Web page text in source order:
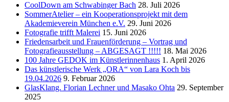
CoolDown am Schwabinger Bach 28. Juli 2026
SommerAtelier – ein Kooperationsprojekt mit dem
Akademieverein München e.V. 29. Juni 2026
Fotografie trifft Malerei 15. Juni 2026
Friedensarbeit und Frauenförderung – Vortrag und
Fotografieausstellung – ABGESAGT !!!!! 18. Mai 2026
100 Jahre GEDOK im Künstlerinnenhaus 1. April 2026
Das künstlerische Werk „ORA“ von Lara Koch bis
19.04.2026 9. Februar 2026
GlasKlang. Florian Lechner und Masako Ohta 29. September
2025